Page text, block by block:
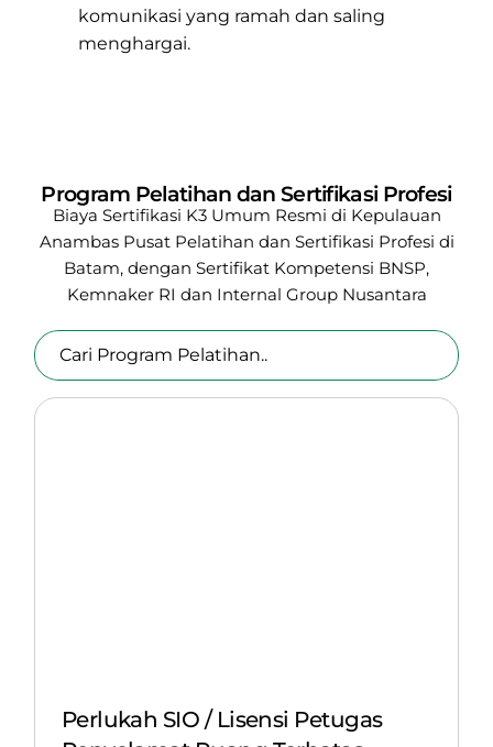
komunikasi yang ramah dan saling
menghargai.
Program Pelatihan dan Sertifikasi Profesi
Biaya Sertifikasi K3 Umum Resmi di Kepulauan
Anambas Pusat Pelatihan dan Sertifikasi Profesi di
Batam, dengan Sertifikat Kompetensi BNSP,
Kemnaker RI dan Internal Group Nusantara
Perlukah SIO / Lisensi Petugas